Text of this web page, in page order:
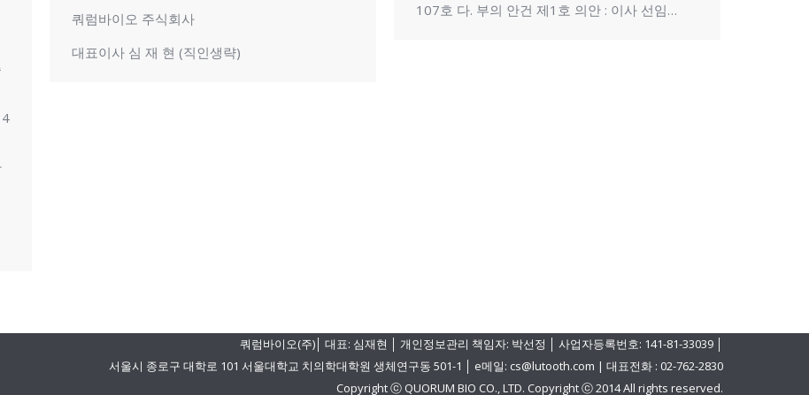
쿼럼바이오 주식회사
대표이사 심 재 현 (직인생략)
107호 다. 부의 안건 제1호 의안 : 이사 선임…
쿼럼바이오(주)│ 대표: 심재현 │ 개인정보관리 책임자: 박선정 │ 사업자등록번호: 141-81-33039 │
서울시 종로구 대학로 101 서울대학교 치의학대학원 생체연구동 501-1 │ e메일: cs@lutooth.com | 대표전화 : 02-762-2830
Copyright ⓒ QUORUM BIO CO., LTD. Copyright ⓒ 2014 All rights reserved.